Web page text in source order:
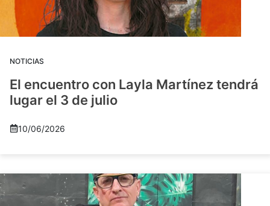
NOTICIAS
El encuentro con Layla Martínez tendrá
lugar el 3 de julio
10/06/2026